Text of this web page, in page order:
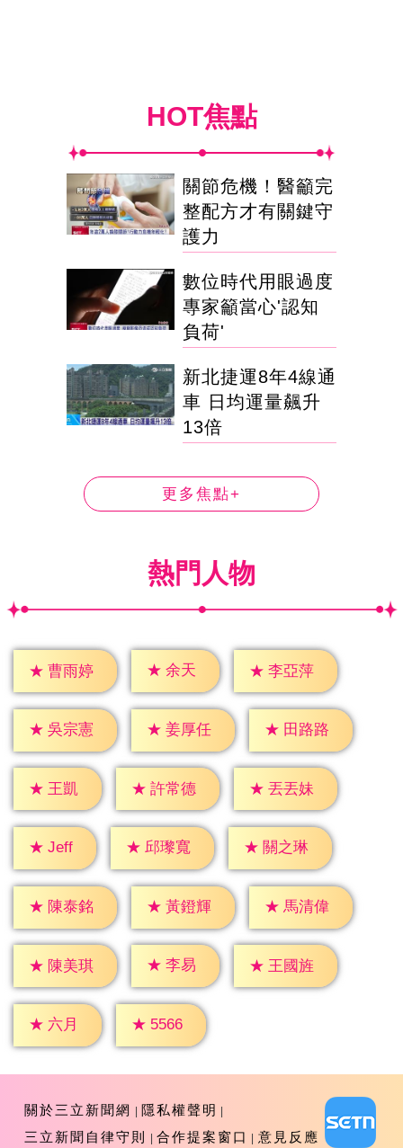
HOT焦點
關節危機！醫籲完
整配方才有關鍵守
護力
數位時代用眼過度
專家籲當心'認知
負荷'
新北捷運8年4線通
車 日均運量飆升
13倍
更多焦點+
熱門人物
★ 曹雨婷 ★ 余天 ★ 李亞萍
★ 吳宗憲 ★ 姜厚任 ★ 田路路
★ 王凱 ★ 許常德 ★ 丟丟妹
★ Jeff ★ 邱瓈寬 ★ 關之琳
★ 陳泰銘 ★ 黃鐙輝 ★ 馬清偉
★ 陳美琪 ★ 李易 ★ 王國旌
★ 六月 ★ 5566
關於三立新聞網
隱私權聲明
三立新聞自律守則
合作提案窗口 意見反應